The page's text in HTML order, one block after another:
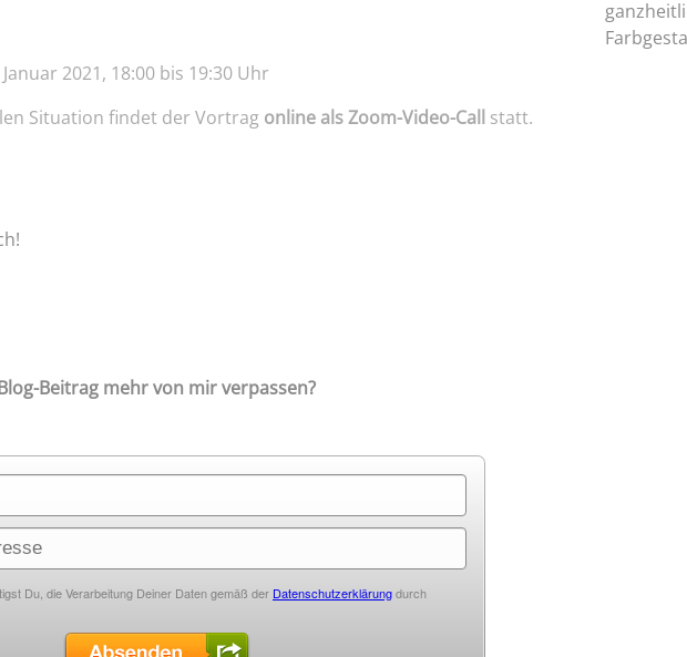
2021, 18:00 bis 19:30 Uhr
Situation findet der Vortrag online als Zoom-Video-Call statt.
Beitrag mehr von mir verpassen?